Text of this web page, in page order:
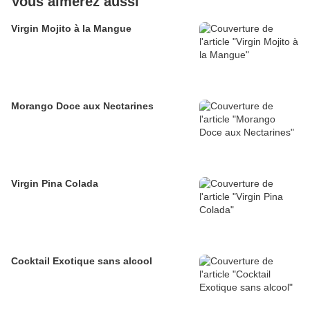
Virgin Mojito à la Mangue
Morango Doce aux Nectarines
Virgin Pina Colada
Cocktail Exotique sans alcool